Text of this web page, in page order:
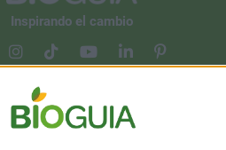
Inspirando el cambio
Contacto
Acerca de nosotros